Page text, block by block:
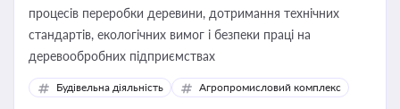
процесів переробки деревини, дотримання технічних
стандартів, екологічних вимог і безпеки праці на
деревообробних підприємствах
Будівельна діяльність Агропромисловий комплекс